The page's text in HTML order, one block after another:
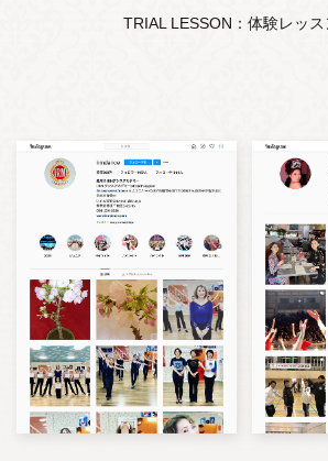
TRIAL LESSON：体験レッス